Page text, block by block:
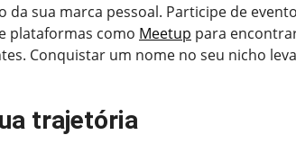
sua marca pessoal. Participe de
plataformas como Meetup para
Conquistar um nome no seu nicho
trajetória